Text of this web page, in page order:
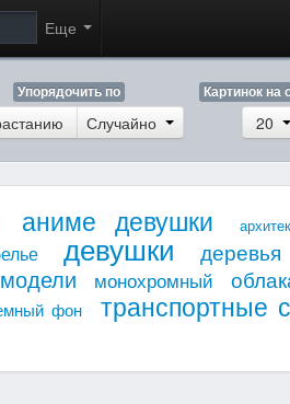
Еще
Упорядочить по
Случайно
Картинок на
20
аниме девушки
девушки деревья
модели монохромный
фон транспортные